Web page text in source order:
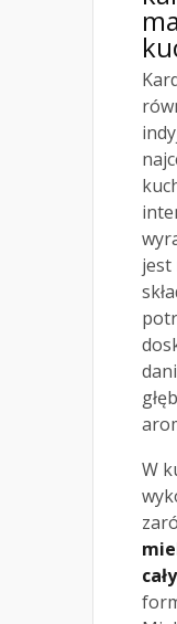
jest
W